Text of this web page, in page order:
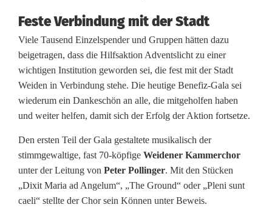
Feste Verbindung mit der Stadt
Viele Tausend Einzelspender und Gruppen hätten dazu
beigetragen, dass die Hilfsaktion Adventslicht zu einer
wichtigen Institution geworden sei, die fest mit der Stadt
Weiden in Verbindung stehe. Die heutige Benefiz-Gala sei
wiederum ein Dankeschön an alle, die mitgeholfen haben
und weiter helfen, damit sich der Erfolg der Aktion fortsetze.
Den ersten Teil der Gala gestaltete musikalisch der
stimmgewaltige, fast 70-köpfige Weidener Kammerchor
unter der Leitung von Peter Pollinger. Mit den Stücken
„Dixit Maria ad Angelum“, „The Ground“ oder „Pleni sunt
caeli“ stellte der Chor sein Können unter Beweis.